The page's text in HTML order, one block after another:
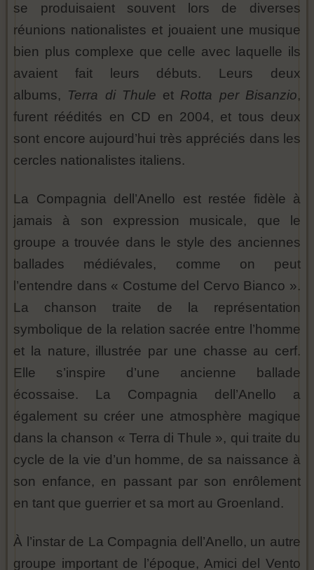
se produisaient souvent lors de diverses
réunions nationalistes et jouaient une musique
bien plus complexe que celle avec laquelle ils
avaient fait leurs débuts. Leurs deux
albums, Terra di Thule et Rotta per Bisanzio,
furent réédités en CD en 2004, et tous deux
sont encore aujourd’hui très appréciés dans les
cercles nationalistes italiens.
La Compagnia dell’Anello est restée fidèle à
jamais à son expression musicale, que le
groupe a trouvée dans le style des anciennes
ballades médiévales, comme on peut
l’entendre dans « Costume del Cervo Bianco ».
La chanson traite de la représentation
symbolique de la relation sacrée entre l’homme
et la nature, illustrée par une chasse au cerf.
Elle s’inspire d’une ancienne ballade
écossaise. La Compagnia dell’Anello a
également su créer une atmosphère magique
dans la chanson « Terra di Thule », qui traite du
cycle de la vie d’un homme, de sa naissance à
son enfance, en passant par son enrôlement
en tant que guerrier et sa mort au Groenland.
À l’instar de La Compagnia dell’Anello, un autre
groupe important de l’époque, Amici del Vento